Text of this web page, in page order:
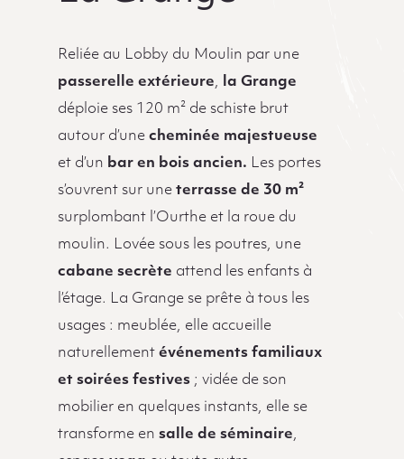
Reliée au Lobby du Moulin par une
passerelle extérieure, la Grange
déploie ses 120 m² de schiste brut
autour d’une cheminée majestueuse
et d’un bar en bois ancien. Les portes
s’ouvrent sur une terrasse de 30 m²
surplombant l’Ourthe et la roue du
moulin. Lovée sous les poutres, une
cabane secrète attend les enfants à
l’étage. La Grange se prête à tous les
usages : meublée, elle accueille
naturellement événements familiaux
et soirées festives; vidée de son
mobilier en quelques instants, elle se
transforme en salle de séminaire,